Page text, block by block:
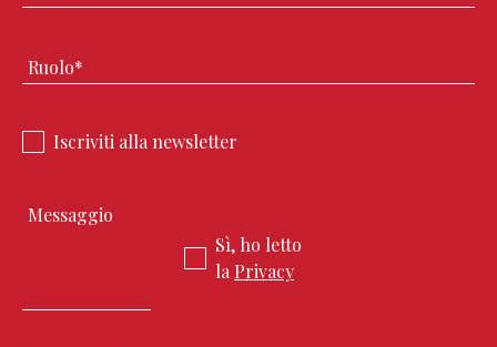
Iscriviti alla newsletter
Sì, ho letto
la Privacy